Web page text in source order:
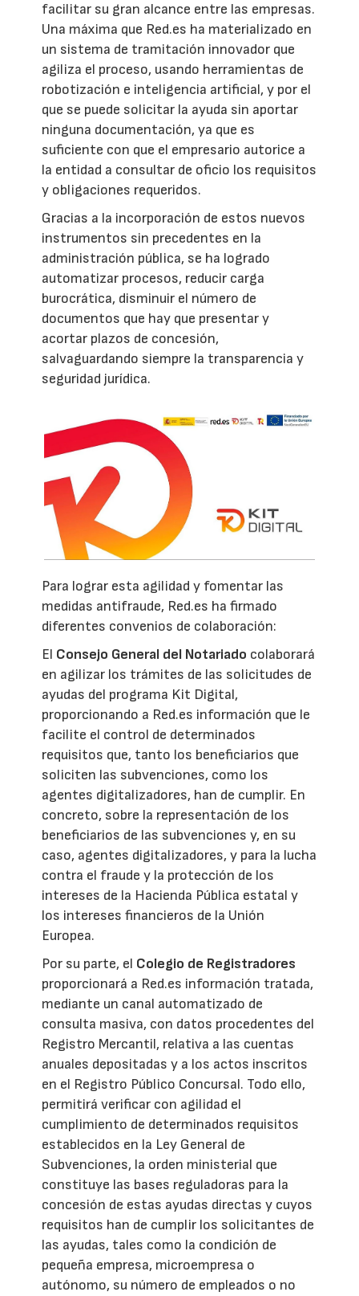
facilitar su gran alcance entre las empresas.
Una máxima que Red.es ha materializado en
un sistema de tramitación innovador que
agiliza el proceso, usando herramientas de
robotización e inteligencia artificial, y por el
que se puede solicitar la ayuda sin aportar
ninguna documentación, ya que es
suficiente con que el empresario autorice a
la entidad a consultar de oficio los requisitos
y obligaciones requeridos.
Gracias a la incorporación de estos nuevos
instrumentos sin precedentes en la
administración pública, se ha logrado
automatizar procesos, reducir carga
burocrática, disminuir el número de
documentos que hay que presentar y
acortar plazos de concesión,
salvaguardando siempre la transparencia y
seguridad jurídica.
Para lograr esta agilidad y fomentar las
medidas antifraude, Red.es ha firmado
diferentes convenios de colaboración:
El Consejo General del Notariado colaborará
en agilizar los trámites de las solicitudes de
ayudas del programa Kit Digital,
proporcionando a Red.es información que le
facilite el control de determinados
requisitos que, tanto los beneficiarios que
soliciten las subvenciones, como los
agentes digitalizadores, han de cumplir. En
concreto, sobre la representación de los
beneficiarios de las subvenciones y, en su
caso, agentes digitalizadores, y para la lucha
contra el fraude y la protección de los
intereses de la Hacienda Pública estatal y
los intereses financieros de la Unión
Europea.
Por su parte, el Colegio de Registradores
proporcionará a Red.es información tratada,
mediante un canal automatizado de
consulta masiva, con datos procedentes del
Registro Mercantil, relativa a las cuentas
anuales depositadas y a los actos inscritos
en el Registro Público Concursal. Todo ello,
permitirá verificar con agilidad el
cumplimiento de determinados requisitos
establecidos en la Ley General de
Subvenciones, la orden ministerial que
constituye las bases reguladoras para la
concesión de estas ayudas directas y cuyos
requisitos han de cumplir los solicitantes de
las ayudas, tales como la condición de
pequeña empresa, microempresa o
autónomo, su número de empleados o no